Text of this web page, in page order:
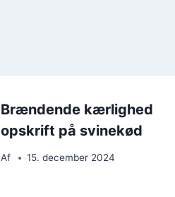
Brændende kærlighed
opskrift på svinekød
Af 15. december 2024